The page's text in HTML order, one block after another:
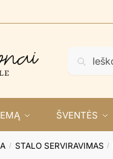
ŠVENTĖS
/ STALO SERVIRAVIMAS /